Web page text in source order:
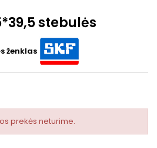
stebulės
ženklas
prekės neturime.